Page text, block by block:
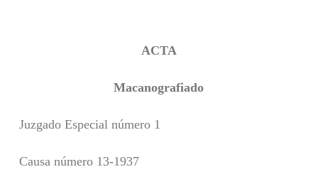
ACTA
Macanografiado
Juzgado Especial número 1
Causa número 13-1937